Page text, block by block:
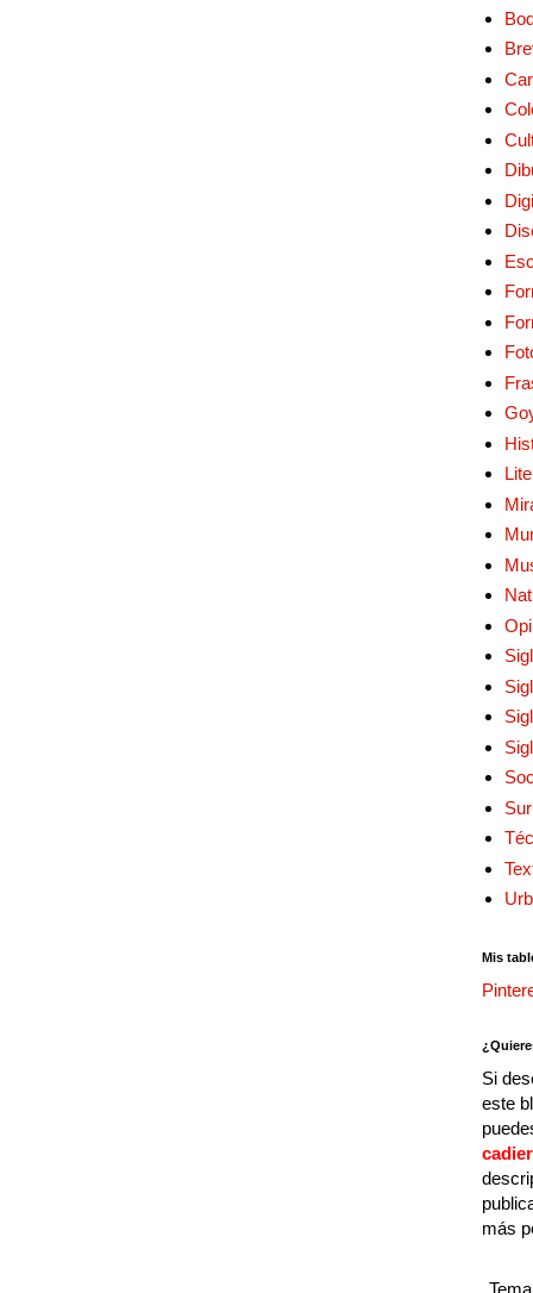
Mis
Si
este
más